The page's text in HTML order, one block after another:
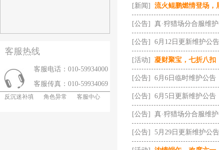
客服热线
客服电话：010-59934000
客服传真：010-59934069
反沉迷补填 角色异常 客服中心
[新闻] 流火鲲鹏燃情登场，
[公告] 真·狩猎场分合服维
[公告] 6月12日更新维护公告
[活动] 凝财聚宝，七折八扣
[公告] 6月6日临时维护公告
[公告] 6月5日更新维护公告
[公告] 真·狩猎场分合服维
[公告] 5月29日更新维护公告